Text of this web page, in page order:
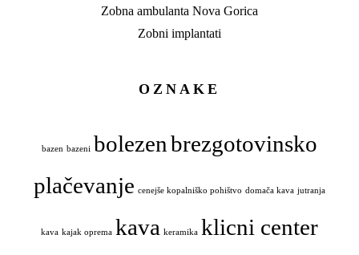
Zobna ambulanta Nova Gorica
Zobni implantati
OZNAKE
bazen bazeni bolezenbrezgotovinsko
plačevanje cenejše kopalniško pohištvo domača kava jutranja
kava kajak oprema kava keramika klicni center